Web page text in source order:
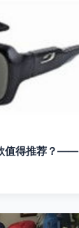
值得推荐？——